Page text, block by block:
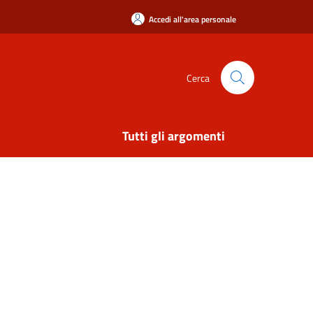
Accedi all'area personale
Cerca
Tutti gli argomenti